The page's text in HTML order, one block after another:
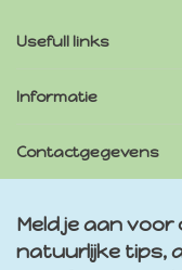
Usefull links
Informatie
Contactgegevens
Meld je aan
natuurlijke tips,